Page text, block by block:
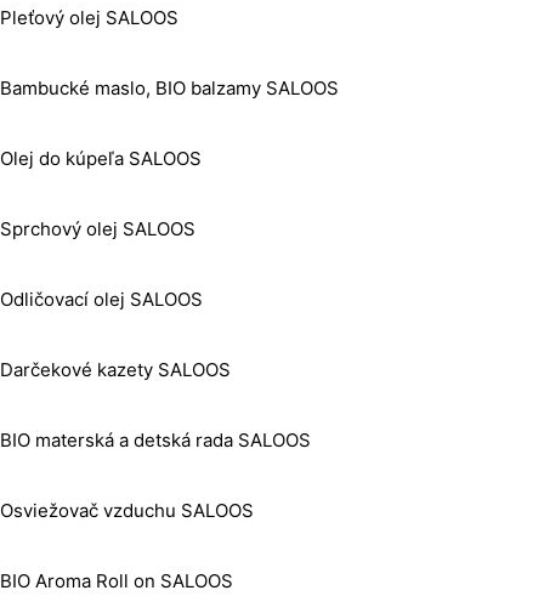
Pleťový olej SALOOS
Bambucké maslo, BIO balzamy SALOOS
Olej do kúpeľa SALOOS
Sprchový olej SALOOS
Odličovací olej SALOOS
Darčekové kazety SALOOS
BIO materská a detská rada SALOOS
Osviežovač vzduchu SALOOS
BIO Aroma Roll on SALOOS